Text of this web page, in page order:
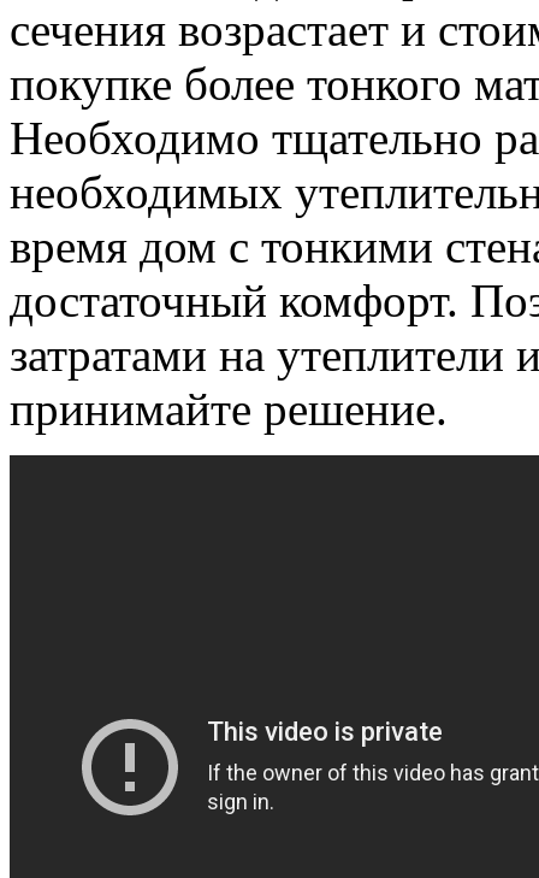
сечения возрастает и
покупке более тонкого
Необходимо тщательно
необходимых
время дом с тонкими
достаточный комфорт.
затратами на утеплители
принимайте решение.